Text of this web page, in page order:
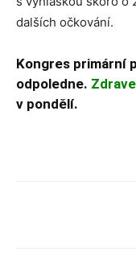
dalších očkování.
Kongres primární
odpoledne.
v pondělí.